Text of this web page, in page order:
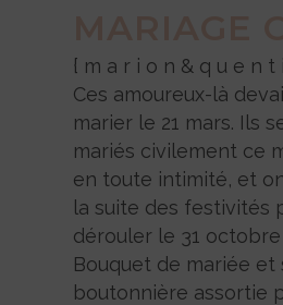
{ m a r i o n & q u e n t
Ces amoureux-là
marier le 21 mars. Ils
mariés civilement ce
en toute intimité, et
la suite des festivités
dérouler le 31 octobre
Bouquet de mariée et
boutonnière assortie